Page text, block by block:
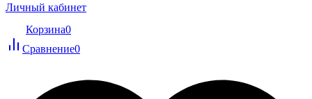
Личный кабинет
Корзина0
Сравнение0